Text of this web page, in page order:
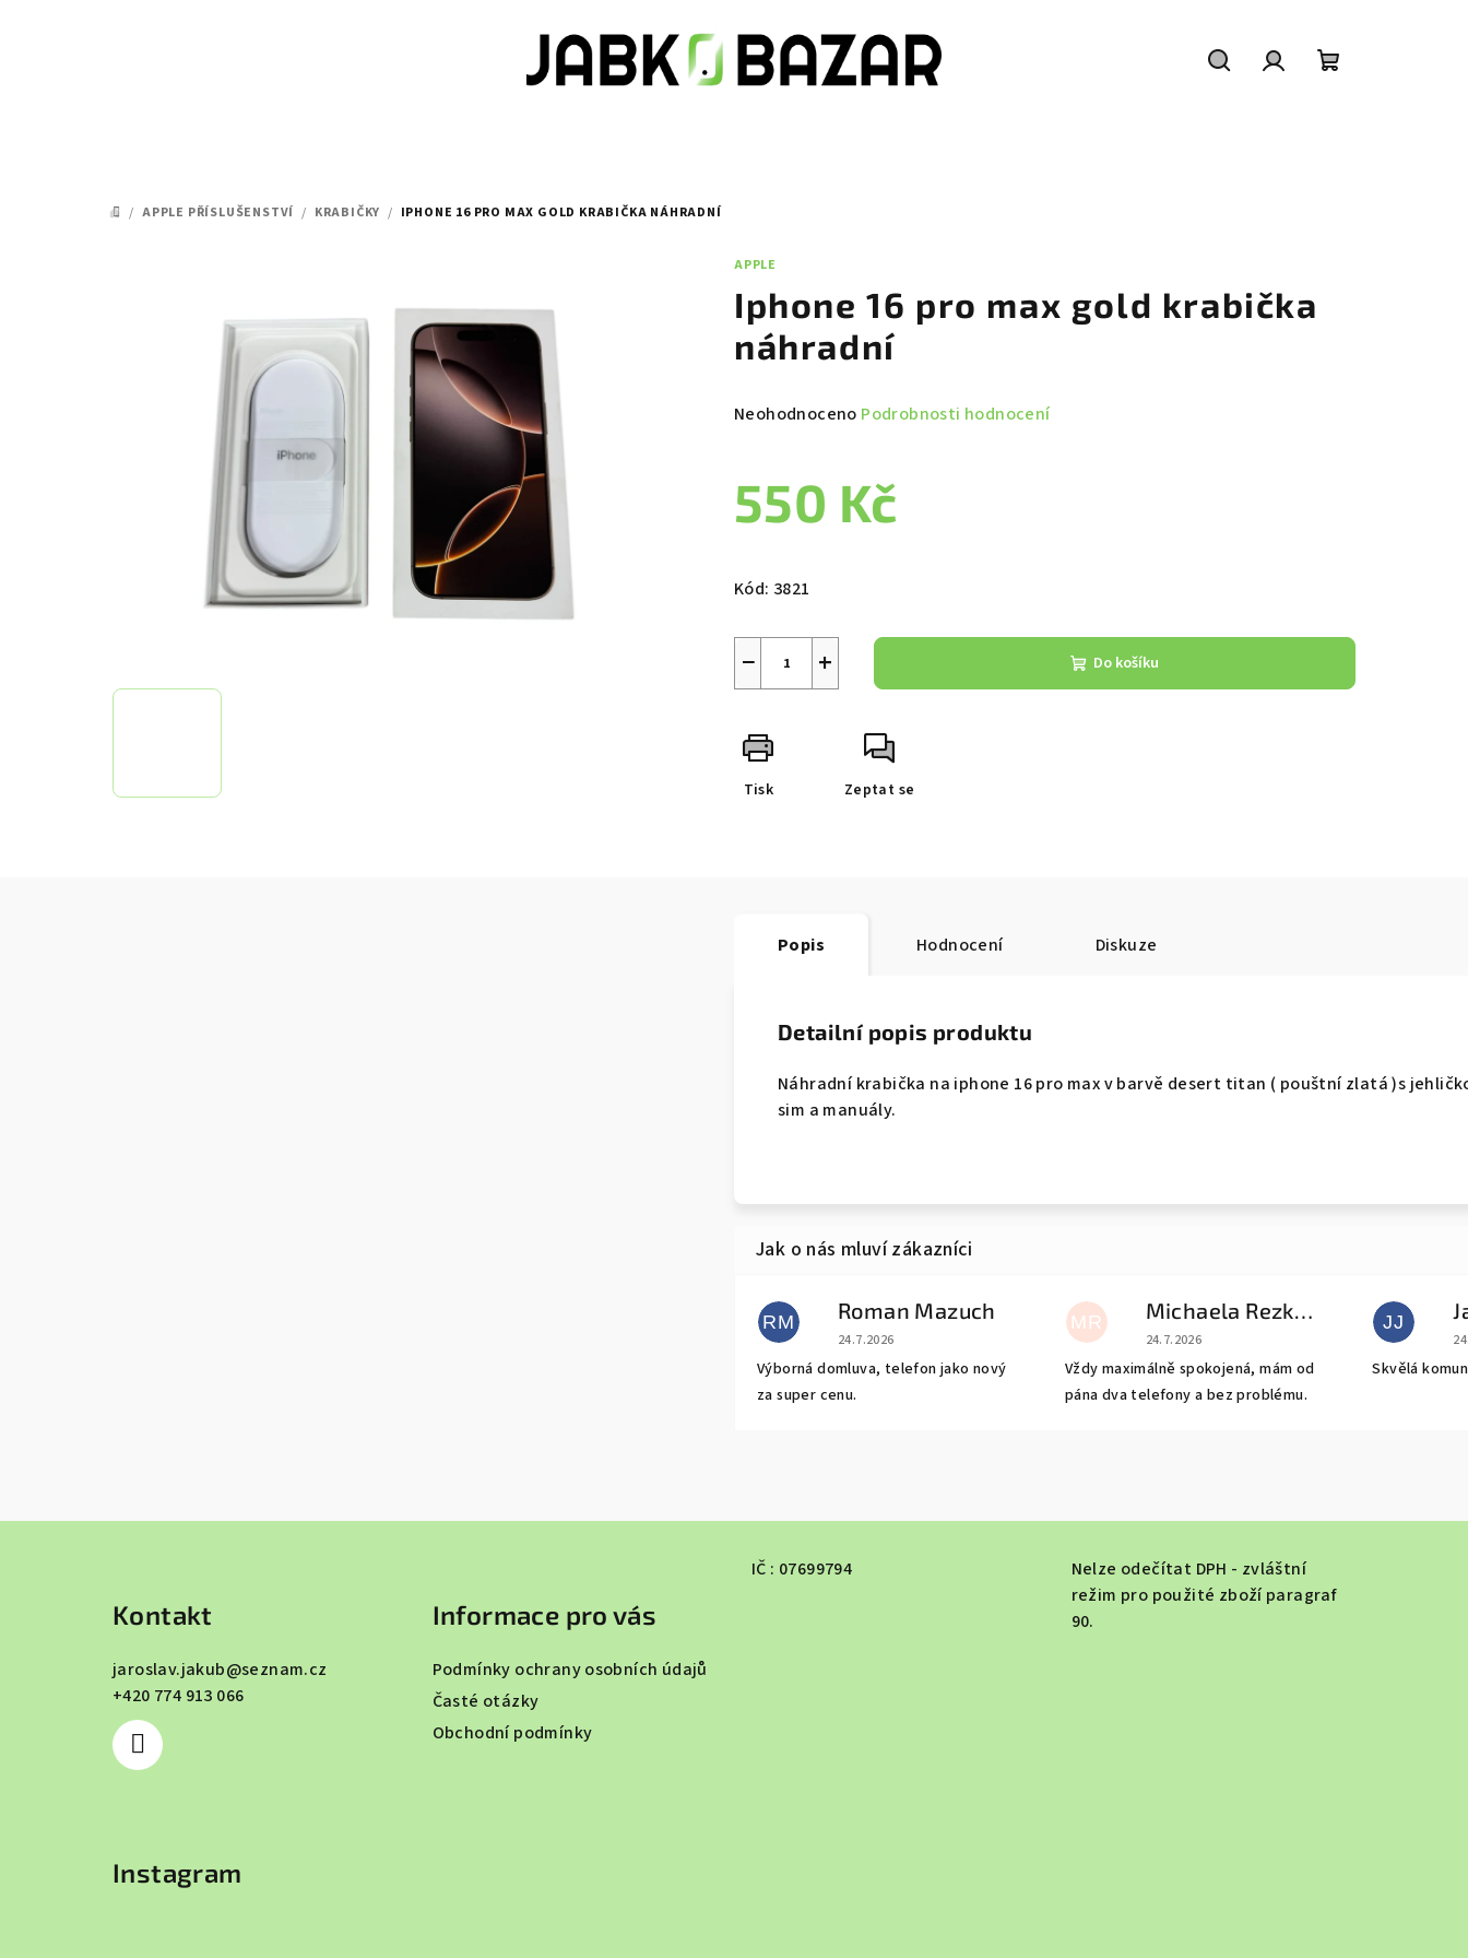
DOMŮ
/ APPLE PŘÍSLUŠENSTVÍ / KRABIČKY / IPHONE 16 PRO MAX GOLD KRABIČKA NÁHRADNÍ
APPLE
Iphone 16 pro max gold krabička
náhradní
Průměrné
je
0,0
hvězdiček.
Neohodnoceno Podrobnosti hodnocení
550 Kč
cena:
Kód: 3821
+
− Do košíku
Tisk Zeptat se
Popis Hodnocení Diskuze
Detailní popis produktu
Náhradní krabička na iphone 16 pro max v barvě desert titan ( pouštní zlatá )s
sim a manuály.
RM Roman Mazuch
Hodnocení obchodu je 5 z 5 hvězdiček.
24.7.2026
Výborná domluva, telefon jako nový
za super cenu.
MR Michaela Rezková
Hodnocení obchodu je 5 z 5 hvězdiček.
24.7.2026
Vždy maximálně spokojená, mám od
pána dva telefony a bez problému.
JJ
Skvělá
Kontakt
jaroslav.jakub@seznam.cz
+420 774 913 066
Informace pro vás
Podmínky ochrany osobních údajů
Časté otázky
Obchodní podmínky
IČ : 07699794
Nelze odečítat DPH - zvláštní
režim pro použité zboží paragraf
90.
Instagram